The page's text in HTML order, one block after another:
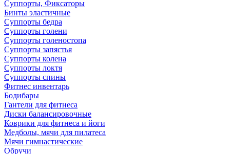
Суппорты, Фиксаторы
Бинты эластичные
Суппорты бедра
Суппорты голени
Суппорты голеностопа
Суппорты запястья
Суппорты колена
Суппорты локтя
Суппорты спины
Фитнес инвентарь
Бодибары
Гантели для фитнеса
Диски балансировочные
Коврики для фитнеса и йоги
Медболы, мячи для пилатеса
Мячи гимнастические
Обручи